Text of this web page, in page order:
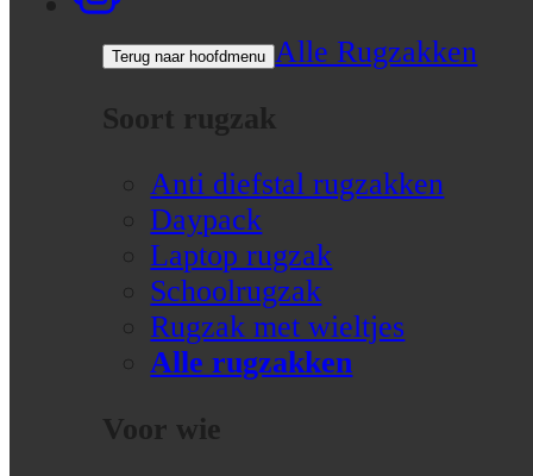
Terug naar hoofdmenu Alle Rugzakken
Soort rugzak
Anti diefstal rugzakken
Daypack
Laptop rugzak
Schoolrugzak
Rugzak met wieltjes
Alle rugzakken
Voor wie